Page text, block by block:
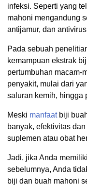
infeksi. Seperti yang
mahoni mengandung
antijamur, dan
Pada sebuah
kemampuan ekstrak
pertumbuhan macam-
penyakit, mulai dari
saluran kemih, hingga
Meski manfaatbiji
banyak, efektivitas
suplemen atau obat
Jadi, jika Anda
sebelumnya, Anda
biji dan buah mahoni